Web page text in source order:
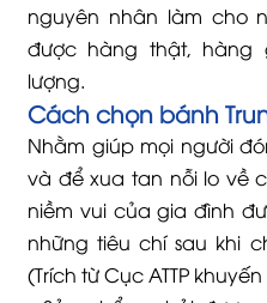
nguyên nhân làm cho
được hàng thật, hàng
lượng.
Cách chọn bánh
Nhằm giúp mọi người
và để xua tan nỗi lo về
niềm vui của gia đình
những tiêu chí sau khi
(Trích từ Cục ATTP